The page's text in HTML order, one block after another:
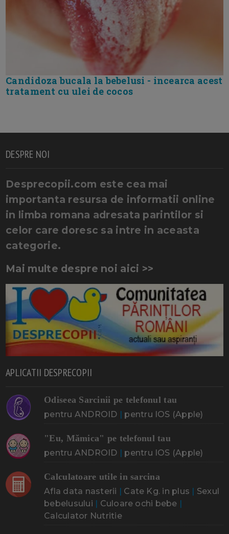
Candidoza bucala la bebelusi - incearca acest
tratament cu ulei de cocos
DESPRE NOI
Desprecopii.com este cea mai
importanta resursa de informatii online
in limba romana adresata parintilor si
celor care doresc sa intre in aceasta
categorie.
Mai multe despre noi aici >>
APLICATII DESPRECOPII
Odiseea Sarcinii pe telefonul tau
pentru ANDROID | pentru IOS (Apple)
"Eu, Mămica" pe telefonul tau
pentru ANDROID | pentru IOS (Apple)
Calculatoare utile in sarcina
Afla data nasterii | Cate Kg. in plus | Sexul
bebelusului | Culoare ochi bebe |
Calculator Nutritie